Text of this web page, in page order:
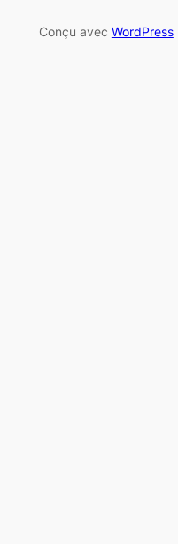
Conçu avec WordPress